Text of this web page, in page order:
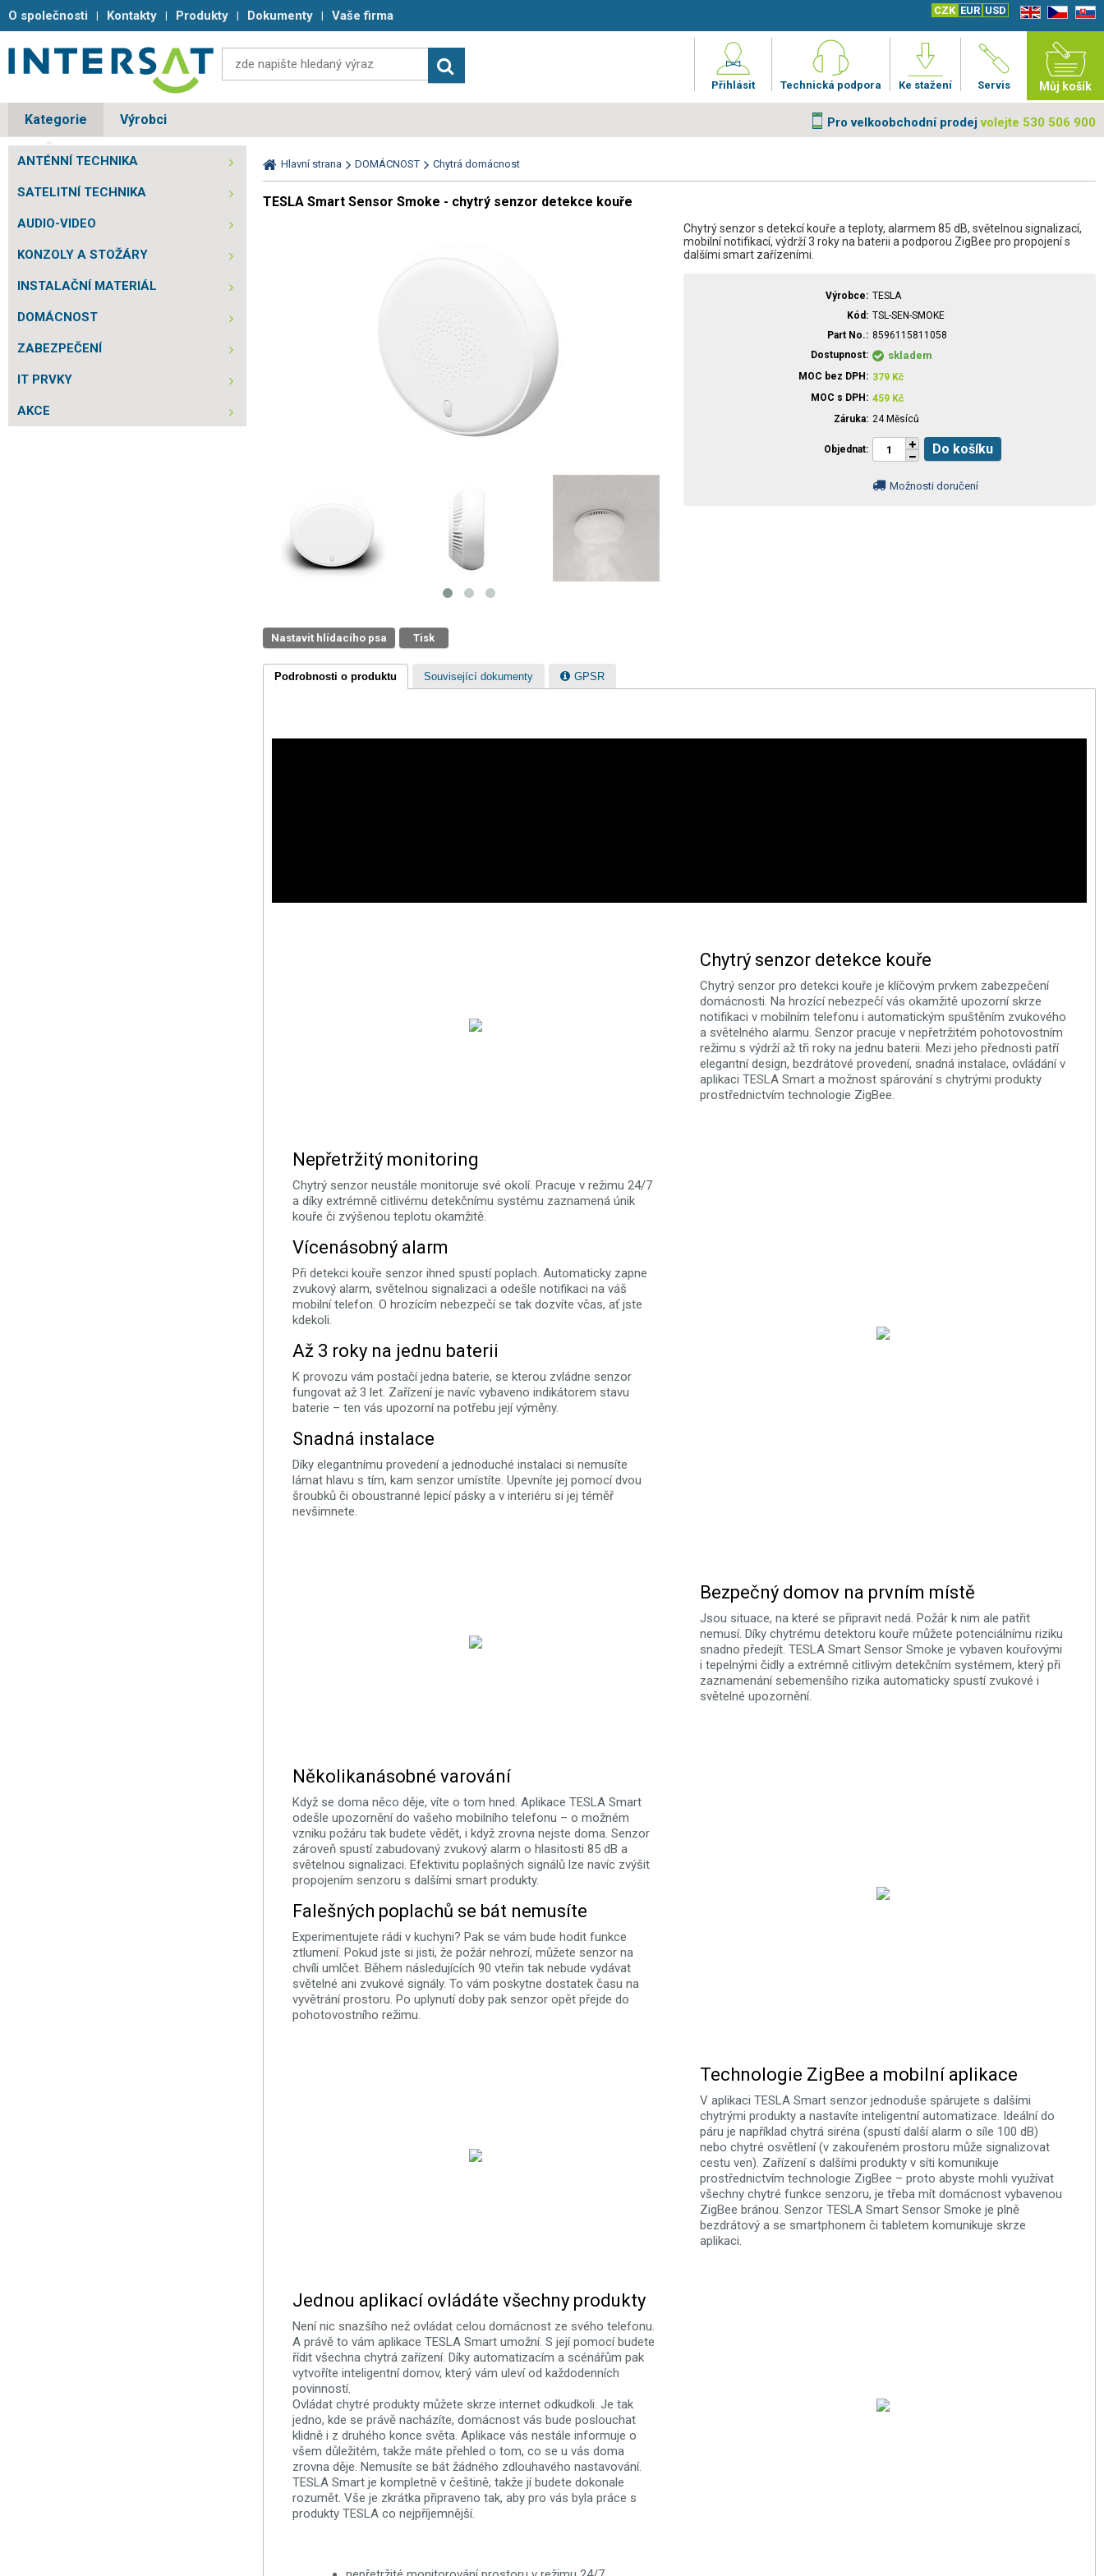
O společnosti Kontakty Produkty Dokumenty Vaše firma EN CZ SK
CZK EUR USD
Můj košík
Servis
Ke stažení
Technická podpora
Přihlásit
Kategorie Výrobci Pro velkoobchodní prodejvolejte 530 506 900
ANTÉNNÍ TECHNIKA
SATELITNÍ TECHNIKA
AUDIO-VIDEO
KONZOLY A STOŽÁRY
INSTALAČNÍ MATERIÁL
DOMÁCNOST
ZABEZPEČENÍ
IT PRVKY
AKCE
Hlavní strana DOMÁCNOST Chytrá domácnost
TESLA Smart Sensor Smoke - chytrý senzor detekce kouře
Chytrý senzor s detekcí kouře a teploty, alarmem 85 dB, světelnou signalizací,
mobilní notifikací, výdrží 3 roky na baterii a podporou ZigBee pro propojení s
dalšími smart zařízeními.
Výrobce
TESLA
Kód
TSL-SEN-SMOKE
Part No.
8596115811058
Dostupnost
skladem
MOC bez DPH 379 Kč
MOC s DPH
459 Kč
Záruka 24 Měsíců
Objednat Do košíku
Možnosti doručení
Nastavit hlídacího psa Tisk
Podrobnosti o produktu Související dokumenty GPSR
Chytrý senzor detekce kouře
Chytrý senzor pro detekci kouře je klíčovým prvkem zabezpečení
domácnosti. Na hrozící nebezpečí vás okamžitě upozorní skrze
notifikaci v mobilním telefonu i automatickým spuštěním zvukového
a světelného alarmu. Senzor pracuje v nepřetržitém pohotovostním
režimu s výdrží až tři roky na jednu baterii. Mezi jeho přednosti patří
elegantní design, bezdrátové provedení, snadná instalace, ovládání v
aplikaci TESLA Smart a možnost spárování s chytrými produkty
prostřednictvím technologie ZigBee.
Nepřetržitý monitoring
Chytrý senzor neustále monitoruje své okolí. Pracuje v režimu 24/7
a díky extrémně citlivému detekčnímu systému zaznamená únik
kouře či zvýšenou teplotu okamžitě.
Vícenásobný alarm
Při detekci kouře senzor ihned spustí poplach. Automaticky zapne
zvukový alarm, světelnou signalizaci a odešle notifikaci na váš
mobilní telefon. O hrozícím nebezpečí se tak dozvíte včas, ať jste
kdekoli.
Až 3 roky na jednu baterii
K provozu vám postačí jedna baterie, se kterou zvládne senzor
fungovat až 3 let. Zařízení je navíc vybaveno indikátorem stavu
baterie – ten vás upozorní na potřebu její výměny.
Snadná instalace
Díky elegantnímu provedení a jednoduché instalaci si nemusíte
lámat hlavu s tím, kam senzor umístíte. Upevníte jej pomocí dvou
šroubků či oboustranné lepicí pásky a v interiéru si jej téměř
nevšimnete.
Bezpečný domov na prvním místě
Jsou situace, na které se připravit nedá. Požár k nim ale patřit
nemusí. Díky chytrému detektoru kouře můžete potenciálnímu riziku
snadno předejít. TESLA Smart Sensor Smoke je vybaven kouřovými
i tepelnými čidly a extrémně citlivým detekčním systémem, který při
zaznamenání sebemenšího rizika automaticky spustí zvukové i
světelné upozornění.
Několikanásobné varování
Když se doma něco děje, víte o tom hned. Aplikace TESLA Smart
odešle upozornění do vašeho mobilního telefonu – o možném
vzniku požáru tak budete vědět, i když zrovna nejste doma. Senzor
zároveň spustí zabudovaný zvukový alarm o hlasitosti 85 dB a
světelnou signalizaci. Efektivitu poplašných signálů lze navíc zvýšit
propojením senzoru s dalšími smart produkty.
Falešných poplachů se bát nemusíte
Experimentujete rádi v kuchyni? Pak se vám bude hodit funkce
ztlumení. Pokud jste si jisti, že požár nehrozí, můžete senzor na
chvíli umlčet. Během následujících 90 vteřin tak nebude vydávat
světelné ani zvukové signály. To vám poskytne dostatek času na
vyvětrání prostoru. Po uplynutí doby pak senzor opět přejde do
pohotovostního režimu.
Technologie ZigBee a mobilní aplikace
V aplikaci TESLA Smart senzor jednoduše spárujete s dalšími
chytrými produkty a nastavíte inteligentní automatizace. Ideální do
páru je například chytrá siréna (spustí další alarm o síle 100 dB)
nebo chytré osvětlení (v zakouřeném prostoru může signalizovat
cestu ven). Zařízení s dalšími produkty v síti komunikuje
prostřednictvím technologie ZigBee – proto abyste mohli využívat
všechny chytré funkce senzoru, je třeba mít domácnost vybavenou
ZigBee bránou. Senzor TESLA Smart Sensor Smoke je plně
bezdrátový a se smartphonem či tabletem komunikuje skrze
aplikaci.
Jednou aplikací ovládáte všechny produkty
Není nic snazšího než ovládat celou domácnost ze svého telefonu.
A právě to vám aplikace TESLA Smart umožní. S její pomocí budete
řídit všechna chytrá zařízení. Díky automatizacím a scénářům pak
vytvoříte inteligentní domov, který vám uleví od každodenních
povinností.
Ovládat chytré produkty můžete skrze internet odkudkoli. Je tak
jedno, kde se právě nacházíte, domácnost vás bude poslouchat
klidně i z druhého konce světa. Aplikace vás nestále informuje o
všem důležitém, takže máte přehled o tom, co se u vás doma
zrovna děje. Nemusíte se bát žádného zdlouhavého nastavování.
TESLA Smart je kompletně v češtině, takže jí budete dokonale
rozumět. Vše je zkrátka připraveno tak, aby pro vás byla práce s
produkty TESLA co nejpříjemnější.